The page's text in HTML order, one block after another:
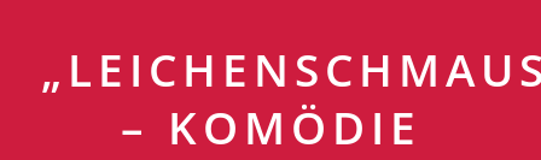
– KOMÖDIE